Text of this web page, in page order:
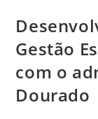
Gestão
com o
Dourado